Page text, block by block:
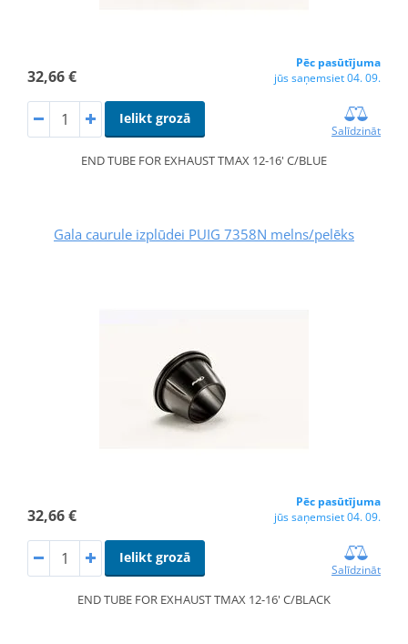
32,66 €
Pēc pasūtījuma
jūs saņemsiet 04. 09.
Ielikt grozā
Salīdzināt
END TUBE FOR EXHAUST TMAX 12-16' C/BLUE
Gala caurule izplūdei PUIG 7358N melns/pelēks
32,66 €
Pēc pasūtījuma
jūs saņemsiet 04. 09.
Ielikt grozā
Salīdzināt
END TUBE FOR EXHAUST TMAX 12-16' C/BLACK